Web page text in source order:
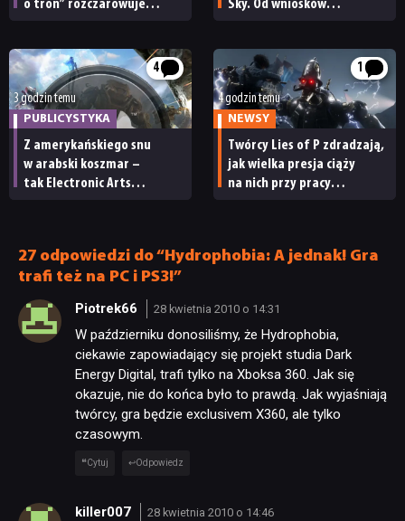
o tron” rozczarowuje
Przypominamy
najważniejsze wydarzenia
z 2019 roku [30 LAT CDA]
Sky. Od wniosków
4
3 godzin temu
PUBLICYSTYKA
Z amerykańskiego snu
w arabski koszmar –
tak Electronic Arts
1
4 godzin temu
NEWSY
Twórcy Lies of P zdradzają,
jak wielka presja ciąży
na nich przy pracy
27 odpowiedzi do “Hydrophobia: A jednak! Gra
trafi też na PC i PS3!”
Piotrek66 28 kwietnia 2010 o 14:31
W październiku donosiliśmy, że Hydrophobia,
ciekawie zapowiadający się projekt studia Dark
Energy Digital, trafi tylko na Xboksa 360. Jak się
okazuje, nie do końca było to prawdą. Jak wyjaśniają
twórcy, gra będzie exclusivem X360, ale tylko
czasowym.
Cytuj Odpowiedz
killer007 28 kwietnia 2010 o 14:46